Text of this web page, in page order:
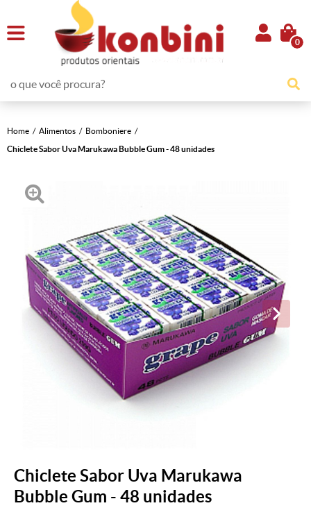
0
Home Alimentos
Bomboniere
Chiclete Sabor Uva Marukawa Bubble Gum - 48 unidades
Chiclete Sabor Uva Marukawa
Bubble Gum - 48 unidades